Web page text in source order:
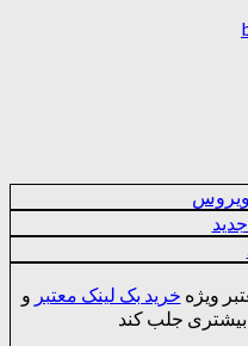
ویژه خرید بک لینک معتبر و
جلب کند